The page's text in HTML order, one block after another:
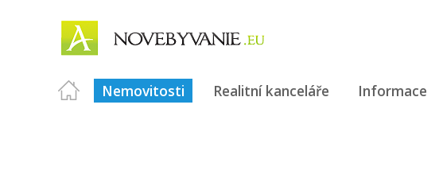
Nemovitosti Realitní kanceláře Informace